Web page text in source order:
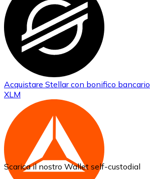
Acquistare Stellarcon bonifico bancario
XLM
Scarica il nostro Wallet self-custodial